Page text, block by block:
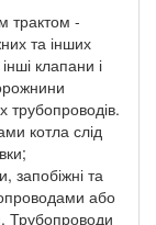
трактом -
та інших
клапани і
трубопроводів.
котла слід
запобіжні та
або
Трубопроводи